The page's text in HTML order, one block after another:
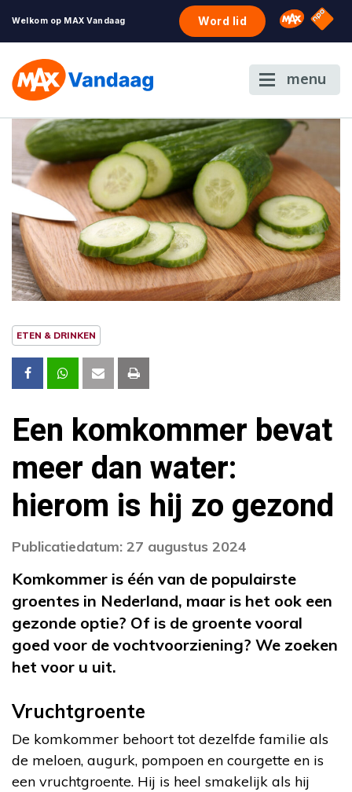
Welkom op MAX Vandaag Word lid Omroep
NPO
menu
ETEN & DRINKEN
Een komkommer bevat
meer dan water:
hierom is hij zo gezond
Publicatiedatum: 27 augustus 2024
Komkommer is één van de populairste
groentes in Nederland, maar is het ook een
gezonde optie? Of is de groente vooral
goed voor de vochtvoorziening? We zoeken
het voor u uit.
Vruchtgroente
De komkommer behoort tot dezelfde familie als
de meloen, augurk, pompoen en courgette en is
een vruchtgroente. Hij is heel smakelijk als hij